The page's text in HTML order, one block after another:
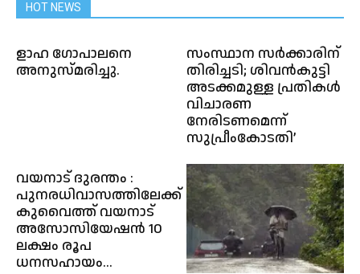
HOT NEWS
ളാഹ ഗോപാലനെ
അനുസ്മരിച്ചു.
സംസ്ഥാന സർക്കാരിന്
തിരിച്ചടി; ശിവൻകുട്ടി
അടക്കമുള്ള പ്രതികൾ
വിചാരണ
നേരിടണമെന്ന്
സുപ്രീംകോടതി’
വയനാട് ദുരന്തം :
പുനരധിവാസത്തിലേക്ക്
കുവൈത്ത് വയനാട്
അസോസിയേഷൻ 10
ലക്ഷം രൂപ
ധനസഹായം...